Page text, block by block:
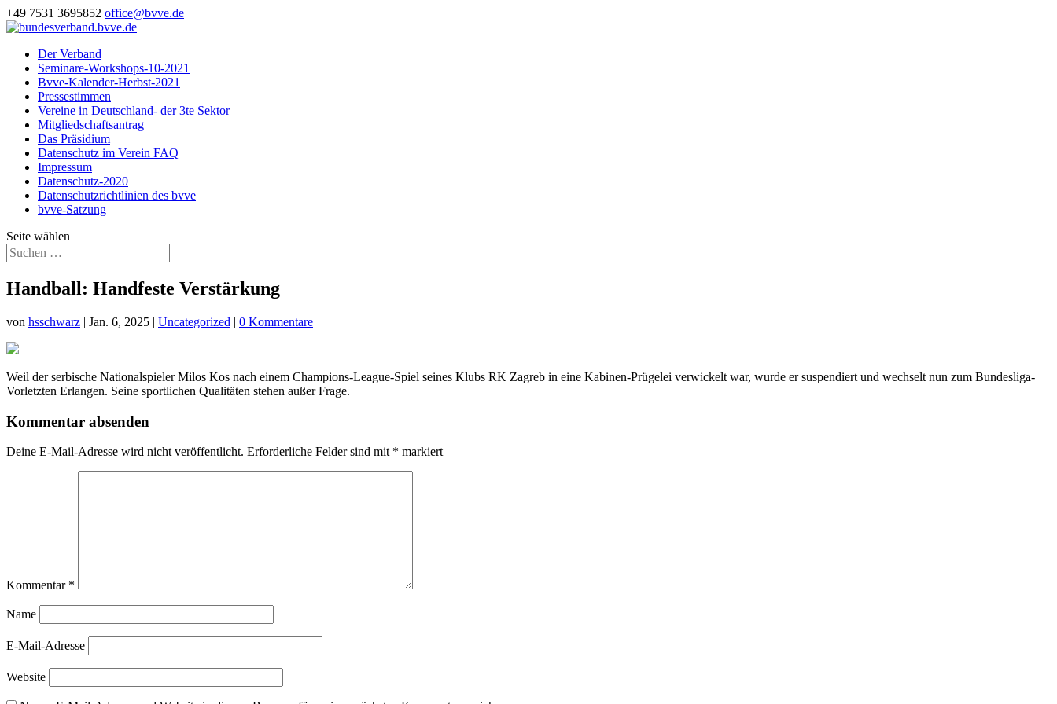
+49 7531 3695852 office@bvve.de
Der Verband
Seminare-Workshops-10-2021
Bvve-Kalender-Herbst-2021
Pressestimmen
Vereine in Deutschland- der 3te Sektor
Mitgliedschaftsantrag
Das Präsidium
Datenschutz im Verein FAQ
Impressum
Datenschutz-2020
Datenschutzrichtlinien des bvve
bvve-Satzung
Seite wählen
Handball: Handfeste Verstärkung
von hsschwarz | Jan. 6, 2025 | Uncategorized | 0 Kommentare
Weil der serbische Nationalspieler Milos Kos nach einem Champions-League-Spiel seines Klubs RK Zagreb in eine Kabinen-Prügelei verwickelt war, wurde er suspendiert und wechselt nun zum Bundesliga-
Vorletzten Erlangen. Seine sportlichen Qualitäten stehen außer Frage.
Kommentar absenden
Deine E-Mail-Adresse wird nicht veröffentlicht. Erforderliche Felder sind mit * markiert
Kommentar *
Name
E-Mail-Adresse
Website